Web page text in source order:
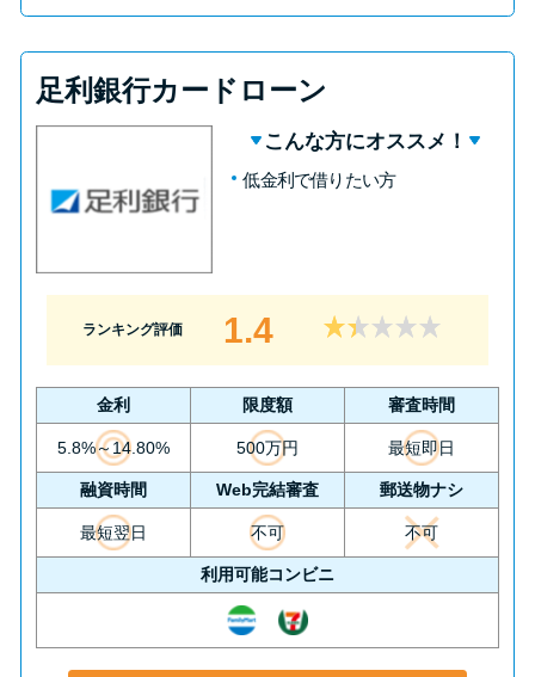
足利銀行カードローン
こんな方にオススメ！
低金利で借りたい方
ランキング評価 1.4
金利 限度額 審査時間
5.8%～14.80% 500万円 最短即日
融資時間 Web完結審査 郵送物ナシ
最短翌日 不可 不可
利用可能コンビニ